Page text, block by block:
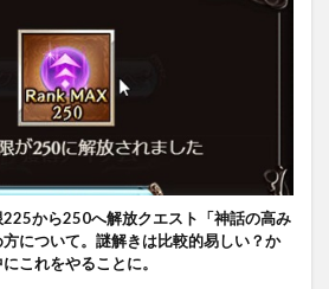
225から250へ解放クエスト「神話の高み
について。謎解きは比較的易しい？か
これをやることに。